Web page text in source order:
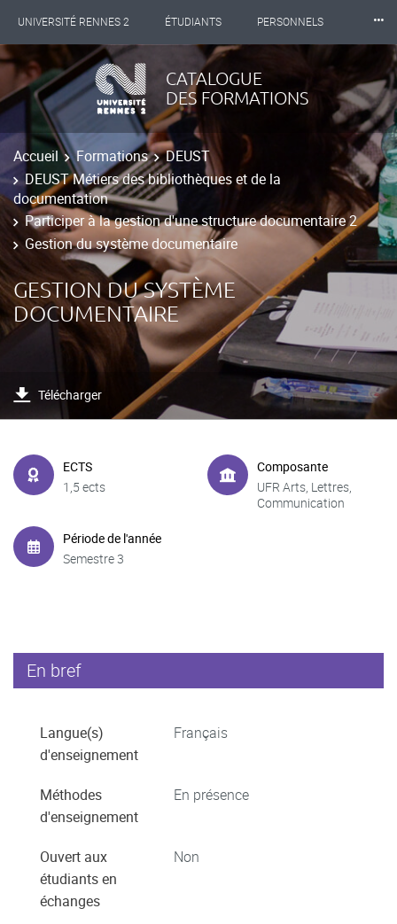
UNIVERSITÉ RENNES 2 ÉTUDIANTS PERSONNELS
INTERNATIONAL PROFESSIONNELS BIBLIOTHÈQUES
LES NOUVELLES DE RENNES 2
⸱⸱⸱
CATALOGUE
DES FORMATIONS
Accueil Formations
DEUST
DEUST Métiers des bibliothèques et de la
documentation
Participer à la gestion d'une structure documentaire 2
Gestion du système documentaire
GESTION DU SYSTÈME
DOCUMENTAIRE
Télécharger
ECTS
1,5 ects
Composante
UFR Arts, Lettres,
Communication
Période de l'année
Semestre 3
En bref
Langue(s)
d'enseignement
Français
Méthodes
d'enseignement
En présence
Ouvert aux
étudiants en
échanges
Non